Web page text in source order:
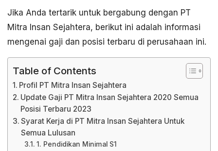
Jika Anda tertarik untuk bergabung dengan PT
Mitra Insan Sejahtera, berikut ini adalah informasi
mengenai gaji dan posisi terbaru di perusahaan ini.
Table of Contents
Profil PT Mitra Insan Sejahtera
Update Gaji PT Mitra Insan Sejahtera 2020 Semua
Posisi Terbaru 2023
Syarat Kerja di PT Mitra Insan Sejahtera Untuk
Semua Lulusan
1. Pendidikan Minimal S1